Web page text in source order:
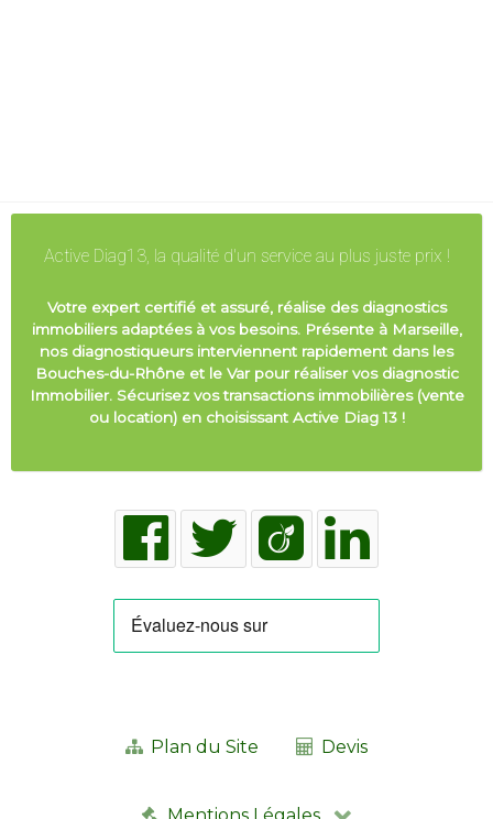
Active Diag13, la qualité d'un service au plus juste prix !
Votre expert certifié et assuré, réalise des diagnostics
immobiliers adaptées à vos besoins. Présente à Marseille,
nos diagnostiqueurs interviennent rapidement dans les
Bouches-du-Rhône et le Var pour réaliser vos diagnostic
Immobilier. Sécurisez vos transactions immobilières (vente
ou location) en choisissant Active Diag 13 !
Plan du Site Devis